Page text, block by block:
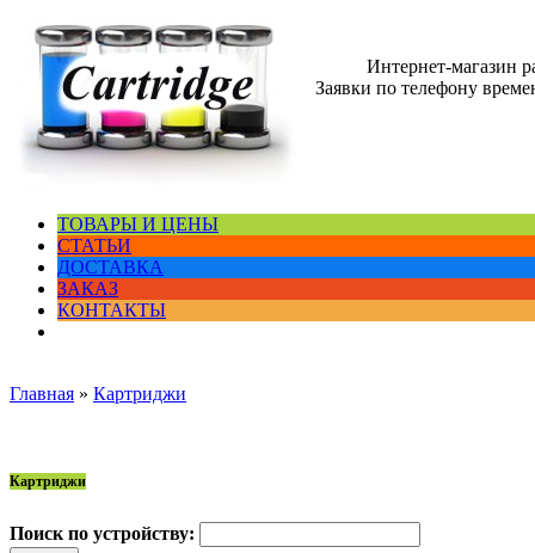
Интернет-магазин
Заявки по телефону
ТОВАРЫ И ЦЕНЫ
СТАТЬИ
ДОСТАВКА
ЗАКАЗ
КОНТАКТЫ
Главная » Картриджи
Картриджи
Поиск по устройству: